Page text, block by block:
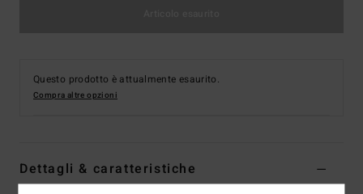
Questo prodotto è attualmente esaurito.
Compra altre opzioni
Dettagli & caratteristiche